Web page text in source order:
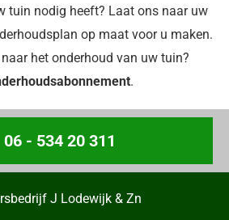
tuin nodig heeft? Laat ons naar uw
op maat voor u maken.
het onderhoud van uw tuin?
.
06 - 534 20 311
J Lodewijk & Zn